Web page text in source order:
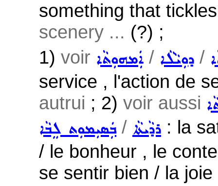
something that
scenery ... (?) ;
1) voir ܐܲܡܗܘܼܬܵܐ / ܕܘܼܝܵܠܵܐ /
service , l'action de
autrui ; 2) voir aussi
ܒܲܣܝܼܡܘܼܬ ܠܸܒܵܐ/ ܪܕܵܝܬܵܐ : la
/ le bonheur , le
se sentir bien / la